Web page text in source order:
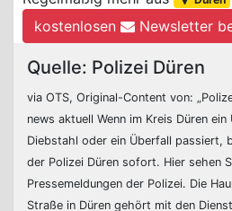
kostenlosen
Newsletter
Quelle: Polizei Düren
via OTS, Original-Content von:
news aktuell Wenn im Kreis Düren
Diebstahl oder ein Überfall passiert,
der Polizei Düren sofort. Hier sehen
Pressemeldungen der Polizei. Die
Straße in Düren gehört mit den